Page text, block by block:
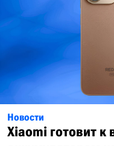
Новости
Xiaomi готовит к